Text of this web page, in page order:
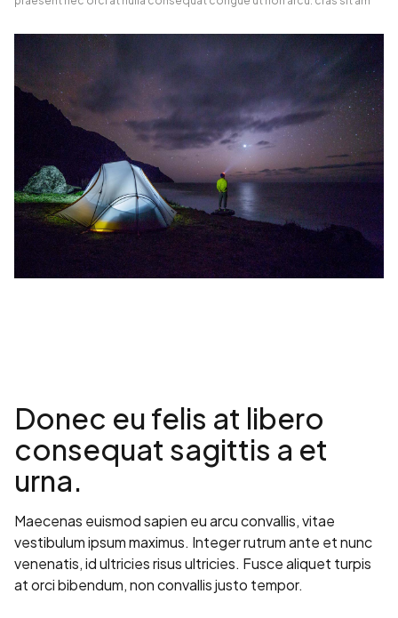
Donec eu felis at libero
consequat sagittis a et
urna.
Maecenas euismod sapien eu arcu convallis, vitae
vestibulum ipsum maximus. Integer rutrum ante et nunc
venenatis, id ultricies risus ultricies. Fusce aliquet turpis
at orci bibendum, non convallis justo tempor.